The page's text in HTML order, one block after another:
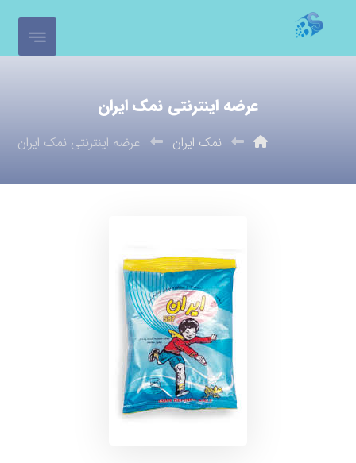
عرضه اینترنتی نمک ایران
نمک ایران عرضه اینترنتی نمک ایران